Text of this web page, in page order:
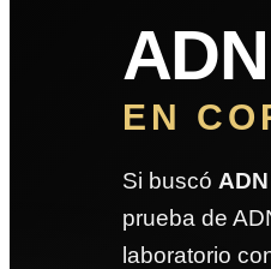
EN
Si buscó
prueba de
laboratorio